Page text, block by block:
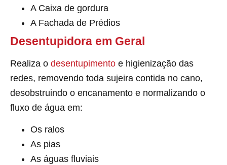
A Caixa de gordura
A Fachada de Prédios
Desentupidora em Geral
Realiza o desentupimento e higienização das
redes, removendo toda sujeira contida no cano,
desobstruindo o encanamento e normalizando o
fluxo de água em:
Os ralos
As pias
As águas fluviais